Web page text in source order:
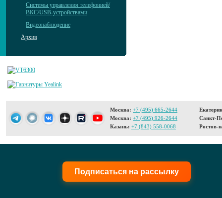
Системы управления телефонией/
ВКС/USB-устройствами
Видеонаблюдение
Архив
Москва: +7 (495) 665-2644
Москва: +7 (495) 926-2644
Казань: +7 (843) 558-0068
Санкт-
Ростов-
Подписаться на рассылку